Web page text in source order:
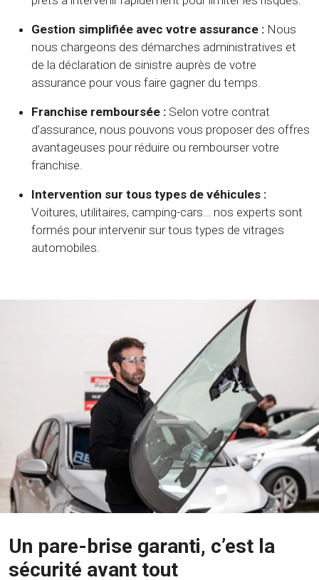
Gestion simplifiée avec votre assurance : Nous
nous chargeons des démarches administratives et
de la déclaration de sinistre auprès de votre
assurance pour vous faire gagner du temps.
Franchise remboursée : Selon votre contrat
d’assurance, nous pouvons vous proposer des offres
avantageuses pour réduire ou rembourser votre
franchise.
Intervention sur tous types de véhicules :
Voitures, utilitaires, camping-cars… nos experts sont
formés pour intervenir sur tous types de vitrages
automobiles.
Un pare-brise garanti, c’est la
sécurité avant tout